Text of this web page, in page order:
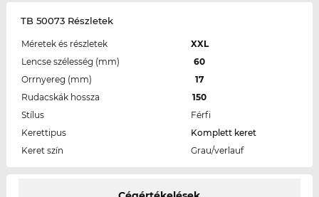
TB 50073 Részletek
Méretek és részletek
XXL
Lencse szélesség (mm)
60
Orrnyereg (mm)
17
Rudacskák hossza
150
Stílus
Férfi
Kerettipus
Komplett keret
Keret szín
Grau/verlauf